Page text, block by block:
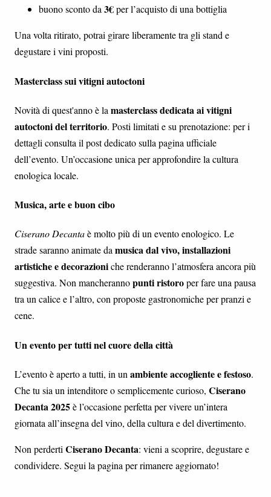
buono sconto da3€per l’acquisto di una bottiglia
Una volta ritirato, potrai girare liberamente tra gli stand e
degustare i vini proposti.
Masterclass sui vitigni autoctoni
Novità di quest'anno è la masterclass dedicata ai vitigni
autoctoni del territorio. Posti limitati e su prenotazione: per i
dettagli consulta il post dedicato sulla pagina ufficiale
dell’evento. Un’occasione unica per approfondire la cultura
enologica locale.
Musica, arte e buon cibo
Ciserano Decantaè molto più di un evento enologico. Le
strade saranno animate damusica dal vivo, installazioni
artistiche e decorazioniche renderanno l’atmosfera ancora più
suggestiva. Non mancherannopunti ristoroper fare una pausa
tra un calice e l’altro, con proposte gastronomiche per pranzi e
cene.
Un evento per tutti nel cuore della città
L’evento è aperto a tutti, in un ambiente accogliente e festoso.
Che tu sia un intenditore o semplicemente curioso, Ciserano
Decanta 2025è l’occasione perfetta per vivere un’intera
giornata all’insegna del vino, della cultura e del divertimento.
Non perderti Ciserano Decanta: vieni a scoprire, degustare e
condividere. Segui la pagina per rimanere aggiornato!